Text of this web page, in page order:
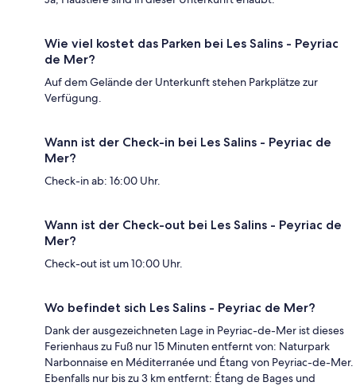
Wie viel kostet das Parken bei Les Salins - Peyriac
de Mer?
Auf dem Gelände der Unterkunft stehen Parkplätze zur
Verfügung.
Wann ist der Check-in bei Les Salins - Peyriac de
Mer?
Check-in ab: 16:00 Uhr.
Wann ist der Check-out bei Les Salins - Peyriac de
Mer?
Check-out ist um 10:00 Uhr.
Wo befindet sich Les Salins - Peyriac de Mer?
Dank der ausgezeichneten Lage in Peyriac-de-Mer ist dieses
Ferienhaus zu Fuß nur 15 Minuten entfernt von: Naturpark
Narbonnaise en Méditerranée und Étang von Peyriac-de-Mer.
Ebenfalls nur bis zu 3 km entfernt: Étang de Bages und